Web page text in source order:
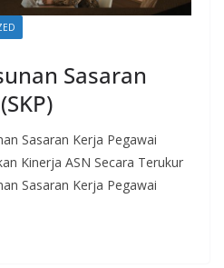
Sasaran
Sasaran Kerja Pegawai
Kinerja ASN Secara Terukur
Sasaran Kerja Pegawai